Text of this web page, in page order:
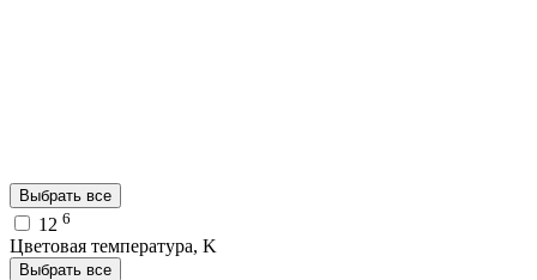
Выбрать все
12 6
Цветовая температура, K
Выбрать все